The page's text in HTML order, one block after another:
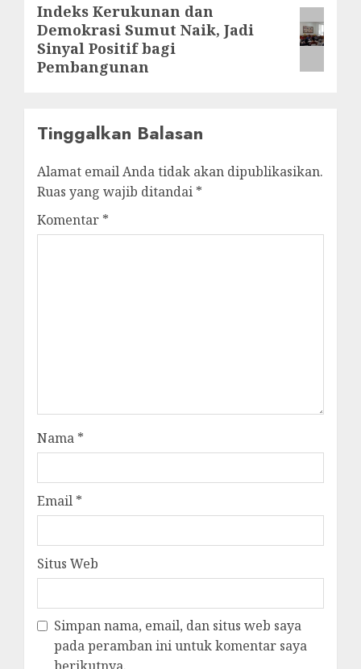
Next
post:
Indeks Kerukunan dan
Demokrasi Sumut Naik, Jadi
Sinyal Positif bagi
Pembangunan
Tinggalkan Balasan
Alamat email Anda tidak akan dipublikasikan.
Ruas yang wajib ditandai *
Komentar *
Nama *
Email *
Situs Web
Simpan nama, email, dan situs web saya
pada peramban ini untuk komentar saya